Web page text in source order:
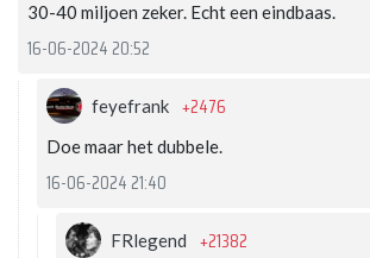
30-40 miljoen zeker. Echt een eindbaas.
16-06-2024 20:52
feyefrank +2476
Doe maar het dubbele.
16-06-2024 21:40
FRlegend +21382